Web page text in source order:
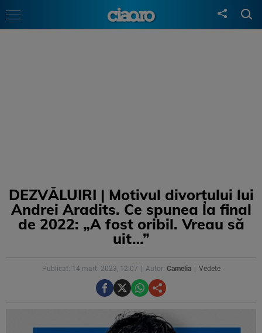
DEZVĂLUIRI | Motivul divorțului lui
Andrei Aradits. Ce spunea la final
de 2022: „A fost oribil. Vreau să
uit…”
Publicat: 14 mart. 2023, 12:07 Autor: Camelia Vedete